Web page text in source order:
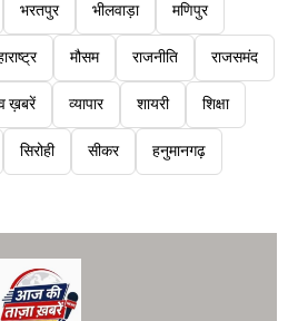
भरतपुर भीलवाड़ा मणिपुर
मौसम राजनीति राजसमंद
ख़बरें व्यापार शायरी शिक्षा
सिरोही सीकर हनुमानगढ़